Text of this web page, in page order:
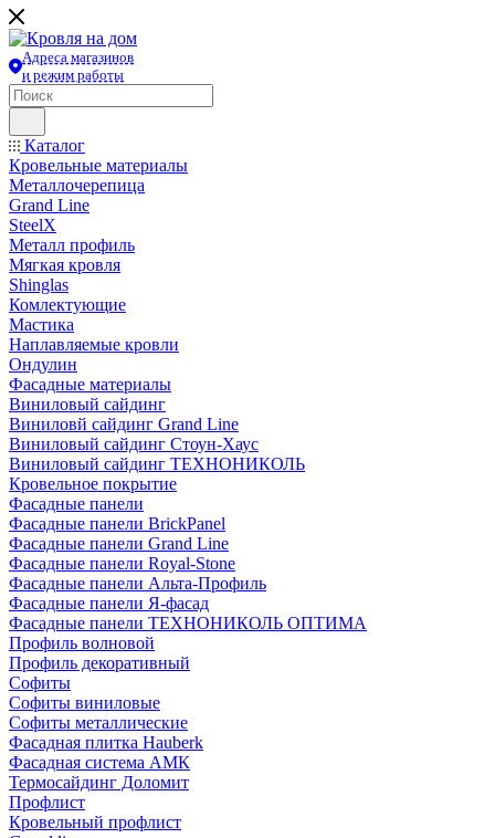
Адреса магазинов
и режим работы
Каталог
Кровельные материалы
Металлочерепица
Grand Line
SteelX
Металл профиль
Мягкая кровля
Shinglas
Комлектующие
Мастика
Наплавляемые кровли
Ондулин
Фасадные материалы
Виниловый сайдинг
Виниловй сайдинг Grand Line
Виниловый сайдинг Стоун-Хаус
Виниловый сайдинг ТЕХНОНИКОЛЬ
Кровельное покрытие
Фасадные панели
Фасадные панели BrickPanel
Фасадные панели Grand Line
Фасадные панели Royal-Stone
Фасадные панели Альта-Профиль
Фасадные панели Я-фасад
Фасадные панели ТЕХНОНИКОЛЬ ОПТИМА
Профиль волновой
Профиль декоративный
Софиты
Софиты виниловые
Софиты металлические
Фасадная плитка Hauberk
Фасадная система АМК
Термосайдинг Доломит
Профлист
Кровельный профлист